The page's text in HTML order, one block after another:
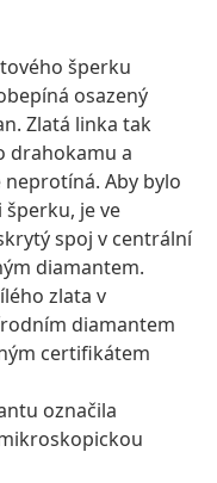
šperku
osazený
Zlatá linka tak
drahokamu a
Aby bylo
je ve
spoj v centrální
diamantem.
zlata v
diamantem
certifikátem
označila